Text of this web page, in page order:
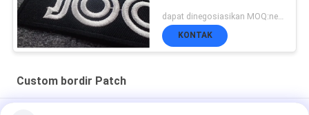
KONTAK
Custom bordir Patch